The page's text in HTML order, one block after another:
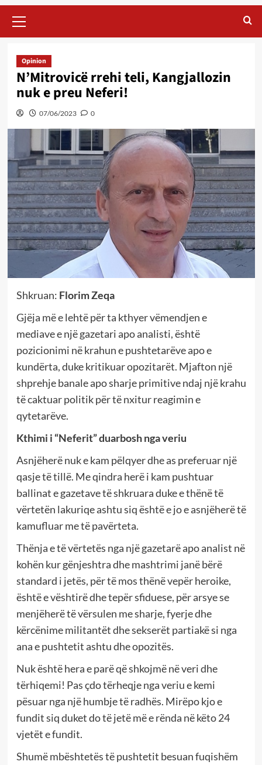
Menu
Opinion
N’Mitrovicë rrehi teli, Kangjallozin
nuk e preu Neferi!
07/06/2023 0
Shkruan: Florim Zeqa
Gjëja më e lehtë për ta kthyer vëmendjen e
mediave e një gazetari apo analisti, është
pozicionimi në krahun e pushtetarëve apo e
kundërta, duke kritikuar opozitarët. Mjafton një
shprehje banale apo sharje primitive ndaj një krahu
të caktuar politik për të nxitur reagimin e
qytetarëve.
Kthimi i “Neferit” duarbosh nga veriu
Asnjëherë nuk e kam pëlqyer dhe as preferuar një
qasje të tillë. Me qindra herë i kam pushtuar
ballinat e gazetave të shkruara duke e thënë të
vërtetën lakuriqe ashtu siq është e jo e asnjëherë të
kamufluar me të pavërteta.
Thënja e të vërtetës nga një gazetarë apo analist në
kohën kur gënjeshtra dhe mashtrimi janë bërë
standard i jetës, për të mos thënë vepër heroike,
është e vështirë dhe tepër sfiduese, për arsye se
menjëherë të vërsulen me sharje, fyerje dhe
kërcënime militantët dhe sekserët partiakë si nga
ana e pushtetit ashtu dhe opozitës.
Nuk është hera e parë që shkojmë në veri dhe
tërhiqemi! Pas çdo tërheqje nga veriu e kemi
pësuar nga një humbje të radhës. Mirëpo kjo e
fundit siq duket do të jetë më e rënda në këto 24
vjetët e fundit.
Shumë mbështetës të pushtetit besuan fuqishëm